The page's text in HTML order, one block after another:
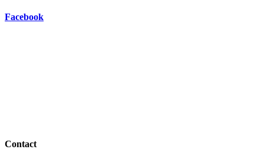
Facebook
Contact